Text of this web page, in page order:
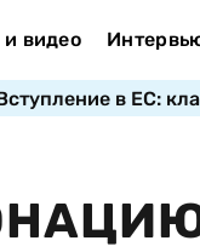
видео
в ЕС: